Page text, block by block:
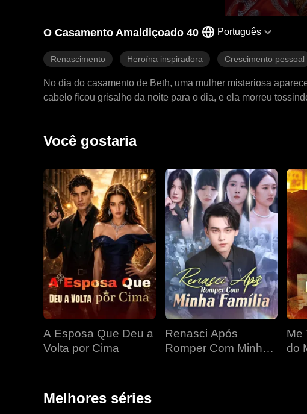
O Casamento Amaldiçoado 40 Português
Renascimento Heroína inspiradora Crescimento pessoal
No dia do casamento de Beth, uma mulher misteriosa
cabelo ficou grisalho da noite para o dia, e ela morreu
pelo sangue.
Você gostaria
A Esposa Que Deu a
Volta por Cima
Renasci Após
Romper Com Minha
Me
do
Melhores séries